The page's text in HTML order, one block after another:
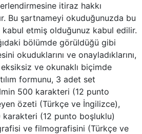
itiraz hakkı
Bu şartnameyi okuduğunuzda bu
kabul etmiş olduğunuz kabul edilir.
bölümde görüldüğü gibi
okuduklarını ve onayladıklarını,
ve okunaklı biçimde
formunu, 3 adet set
500 karakteri (12 punto
özeti (Türkçe ve İngilizce),
karakteri (12 punto boşluklu)
ve filmografisini (Türkçe ve